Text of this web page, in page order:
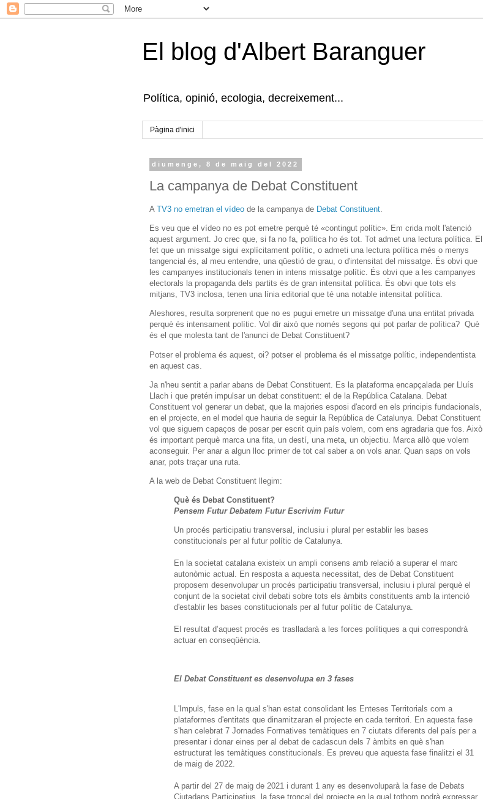
El blog d'Albert Baranguer
Política, opinió, ecologia, decreixement...
Pàgina d'inici
diumenge, 8 de maig del 2022
La campanya de Debat Constituent
A TV3 no emetran el vídeo de la campanya de Debat Constituent.
Es veu que el vídeo no es pot emetre perquè té «contingut polític». Em crida molt l'atenció
aquest argument. Jo crec que, si fa no fa, política ho és tot. Tot admet una lectura política. El
fet que un missatge sigui explícitament polític, o admeti una lectura política més o menys
tangencial és, al meu entendre, una qüestió de grau, o d'intensitat del missatge. És obvi que
les campanyes institucionals tenen in intens missatge polític. És obvi que a les campanyes
electorals la propaganda dels partits és de gran intensitat política. És obvi que tots els
mitjans, TV3 inclosa, tenen una línia editorial que té una notable intensitat política.
Aleshores, resulta sorprenent que no es pugui emetre un missatge d'una una entitat privada
perquè és intensament polític. Vol dir això que només segons qui pot parlar de política? Què
és el que molesta tant de l'anunci de Debat Constituent?
Potser el problema és aquest, oi? potser el problema és el missatge polític, independentista
en aquest cas.
Ja n'heu sentit a parlar abans de Debat Constituent. Es la plataforma encapçalada per Lluís
Llach i que pretén impulsar un debat constituent: el de la República Catalana. Debat
Constituent vol generar un debat, que la majories esposi d'acord en els principis fundacionals,
en el projecte, en el model que hauria de seguir la República de Catalunya. Debat Constituent
vol que siguem capaços de posar per escrit quin país volem, com ens agradaria que fos. Això
és important perquè marca una fita, un destí, una meta, un objectiu. Marca allò que volem
aconseguir. Per anar a algun lloc primer de tot cal saber a on vols anar. Quan saps on vols
anar, pots traçar una ruta.
A la web de Debat Constituent llegim:
Què és Debat Constituent?
Pensem Futur Debatem Futur Escrivim Futur
Un procés participatiu transversal, inclusiu i plural per establir les bases
constitucionals per al futur polític de Catalunya.
En la societat catalana existeix un ampli consens amb relació a superar el marc
autonòmic actual. En resposta a aquesta necessitat, des de Debat Constituent
proposem desenvolupar un procés participatiu transversal, inclusiu i plural perquè el
conjunt de la societat civil debati sobre tots els àmbits constituents amb la intenció
d'establir les bases constitucionals per al futur polític de Catalunya.
El resultat d’aquest procés es traslladarà a les forces polítiques a qui correspondrà
actuar en conseqüència.
El Debat Constituent es desenvolupa en 3 fases
L'Impuls, fase en la qual s'han estat consolidant les Enteses Territorials com a
plataformes d'entitats que dinamitzaran el projecte en cada territori. En aquesta fase
s'han celebrat 7 Jornades Formatives temàtiques en 7 ciutats diferents del país per a
presentar i donar eines per al debat de cadascun dels 7 àmbits en què s'han
estructurat les temàtiques constitucionals. Es preveu que aquesta fase finalitzi el 31
de maig de 2022.
A partir del 27 de maig de 2021 i durant 1 any es desenvoluparà la fase de Debats
Ciutadans Participatius, la fase troncal del projecte en la qual tothom podrà expressar